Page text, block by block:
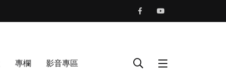
專欄 影音專區